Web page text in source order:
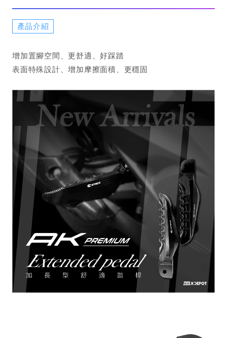
產品介紹
增加置腳空間、更舒適、好踩踏
表面特殊設計、增加摩擦面積、更穩固